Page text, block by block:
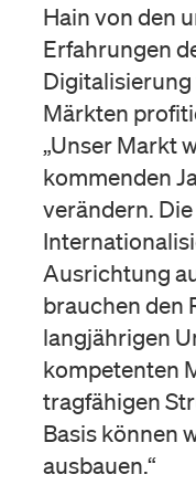
Hain von den
Erfahrungen
Digitalisierung
Märkten
„Unser Markt
kommenden
verändern.
Ausrichtung
brauchen den
langjährigen
kompetenten
tragfähigen
Basis können
ausbauen.“